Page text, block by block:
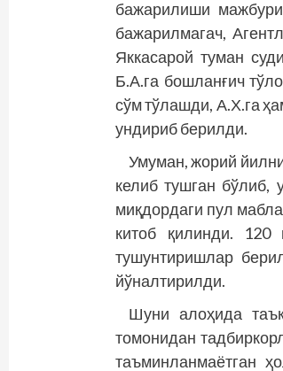
бажарилиши
бажарилмагач,
Яккасарой туман
Б.А.га бошланғич
сўм тўлашди, А.Х.га
ундириб берилди.
Умуман, жорий
келиб тушган
миқдордаги пул
китоб қилинди. 120
тушунтиришлар
йўналтирилди.
Шуни алоҳида
томонидан
таъминланмаётган